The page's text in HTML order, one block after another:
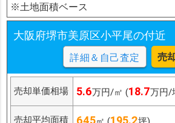
※土地面積ベース
大阪府堺市美原区小平尾の付近
詳細＆自己査定 売
売却単価相場 5.6万円/㎡ (18.7万円/
売却平均面積